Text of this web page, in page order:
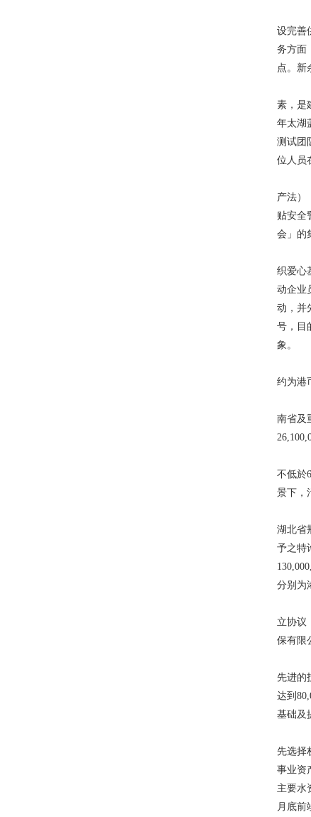
设完善
务方面
点。新
素，是
年太湖
测试团
位人员
产法）
贴安全
会」的
织爱心
动企业
动，并
号，目
象。
约为港
南省及
不低於
景下，
湖北省
予之特
分别为
立协议
保有限
先进的
达到
基础及
先选择
事业资
主要水
月底前